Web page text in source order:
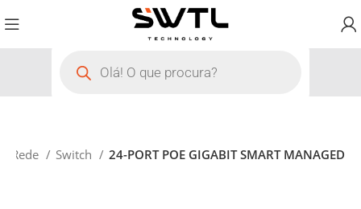
Rede Switch 24-PORT POE GIGABIT SMART MANAGED